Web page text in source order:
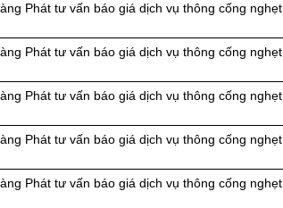
Phát tư vấn báo giá dịch vụ thông cống
Phát tư vấn báo giá dịch vụ thông cống
Phát tư vấn báo giá dịch vụ thông cống
Phát tư vấn báo giá dịch vụ thông cống
Phát tư vấn báo giá dịch vụ thông cống